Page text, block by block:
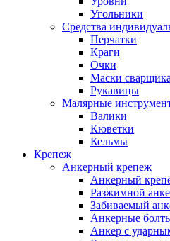
Угольники
Средства
Перчатки
Краги
Очки
Маски сварщика
Рукавицы
Малярные
Валики
Кюветки
Кельмы
Крепеж
Анкерный крепеж
Анкерный
Разжимной
Забиваемый
Анкерные
Анкер с